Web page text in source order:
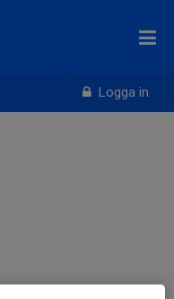
Logga in